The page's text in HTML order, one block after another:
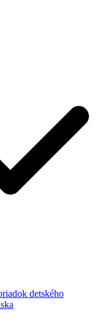
detského